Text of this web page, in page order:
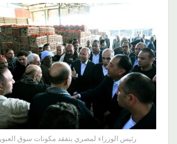
رئيس الوزراء لمصري يتفقد مكونات سوق العبور